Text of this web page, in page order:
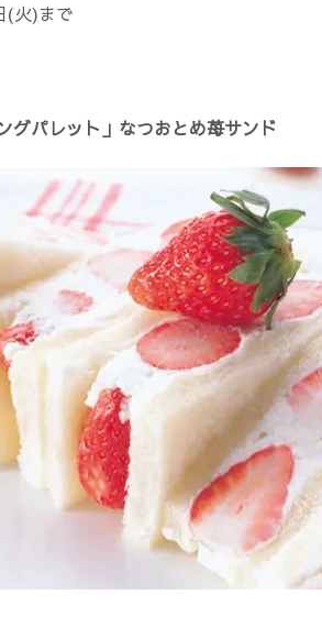
(火)まで
グパレット」なつおとめ苺サンド